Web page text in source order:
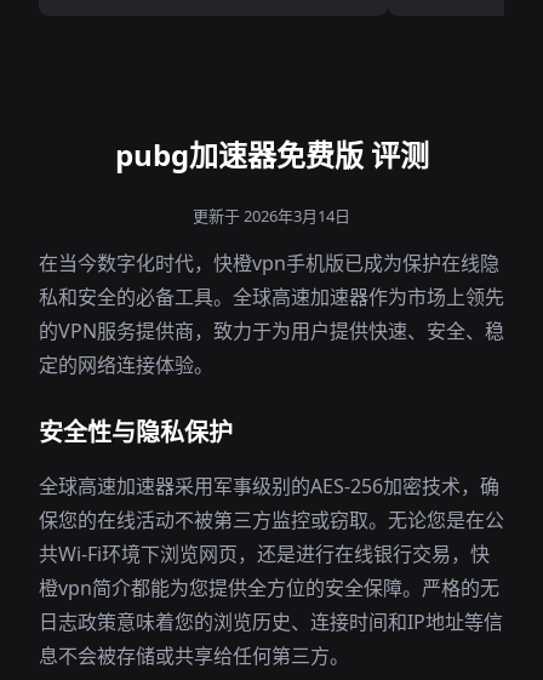
pubg加速器免费版 评测
更新于 2026年3月14日
在当今数字化时代，快橙vpn手机版已成为保护在线隐
私和安全的必备工具。全球高速加速器作为市场上领先
的VPN服务提供商，致力于为用户提供快速、安全、稳
定的网络连接体验。
安全性与隐私保护
全球高速加速器采用军事级别的AES-256加密技术，确
保您的在线活动不被第三方监控或窃取。无论您是在公
共Wi-Fi环境下浏览网页，还是进行在线银行交易，快
橙vpn简介都能为您提供全方位的安全保障。严格的无
日志政策意味着您的浏览历史、连接时间和IP地址等信
息不会被存储或共享给任何第三方。